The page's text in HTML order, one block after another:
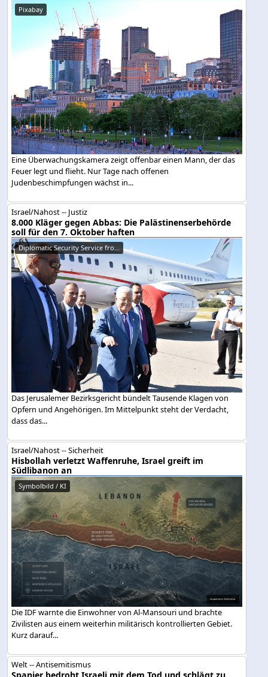
Pixabay
Eine Überwachungskamera zeigt offenbar einen Mann, der das
Feuer legt und flieht. Nur Tage nach offenen
Judenbeschimpfungen wächst in...
Israel/Nahost -- Justiz
8.000 Kläger gegen Abbas: Die Palästinenserbehörde
soll für den 7. Oktober haften
Diplomatic Security Service fro...
Das Jerusalemer Bezirksgericht bündelt Tausende Klagen von
Opfern und Angehörigen. Im Mittelpunkt steht der Verdacht,
dass das...
Israel/Nahost -- Sicherheit
Hisbollah verletzt Waffenruhe, Israel greift im
Südlibanon an
Symbolbild / KI
Die IDF warnte die Einwohner von Al-Mansouri und brachte
Zivilisten aus einem weiterhin militärisch kontrollierten Gebiet.
Kurz darauf...
Welt -- Antisemitismus